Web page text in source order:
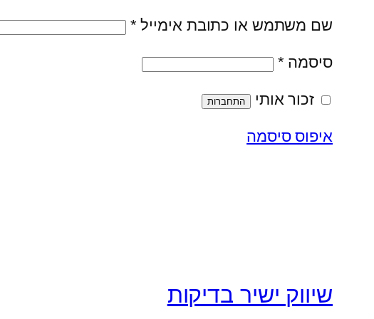
שם משתמש או כתובת אימייל *חובה
סיסמה *חובה
זכור אותי התחברות
איפוס סיסמה
שיווק ישיר בדיקות